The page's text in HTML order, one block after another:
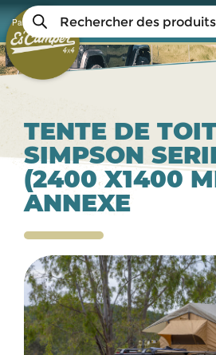
Aller
au
contenu
principal
Panier Mon compte
Recherche
de
produits
TENTE DE
SIMPSON
(2400 X1400
ANNEXE